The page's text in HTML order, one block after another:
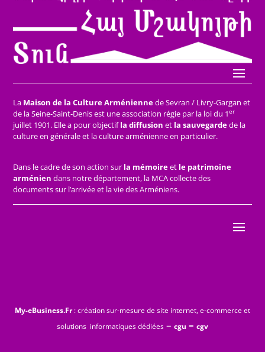
La Maison de la Culture Arméniennede Sevran / Livry-Gargan et
de la Seine-Saint-Denis est une association régie par la loi du 1er
juillet 1901. Elle a pour objectifla diffusion et la sauvegardede la
culture en générale et la culture arménienne en particulier.
Dans le cadre de son action sur la mémoireet le patrimoine
arménien dans notre département, la MCA collecte des
documents sur l’arrivée et la vie des Arméniens.
My-eBusiness.Fr: création sur-mesure de site internet, e-commerce et
solutions informatiques dédiées – cgu – cgv